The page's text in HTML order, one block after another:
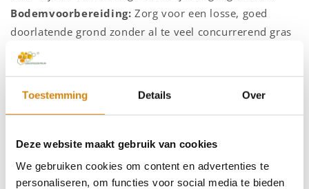
Toestemming Details Over
Deze website maakt gebruik van cookies
We gebruiken cookies om content en advertenties te
personaliseren, om functies voor social media te bieden
Bodemvoorbereiding: Zorg voor een losse, goed
doorlatende grond zonder al te veel concurrerend gras
of onkruid. Eventueel de grond lichtjes harken voordat
je zaait.
grond en druk ze lichtjes aan. Bedek ze met een dun
Water geven: Houd de grond vochtig totdat de zaden
ontkiemen. Daarna enkel water geven bij langdurige
droogte.